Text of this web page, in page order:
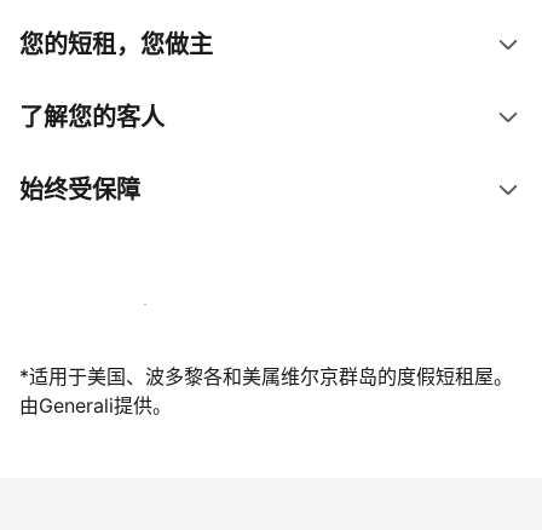
您的短租，您做主
了解您的客人
始终受保障
立即与我们一起迎接客人
*适用于美国、波多黎各和美属维尔京群岛的度假短租屋。
由Generali提供。